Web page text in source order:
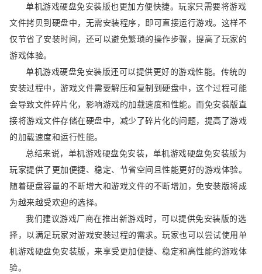
单机游戏硬盘免安装版也更加方便快捷。玩家只需要将游戏
文件拷贝到硬盘中，无需安装程序，即可直接运行游戏。这样不
仅节省了安装时间，还可以避免繁琐的操作步骤，提高了玩家的
游戏体验。
单机游戏硬盘免安装版还可以提供更好的游戏性能。传统的
安装过程中，游戏文件需要解压和复制到硬盘中，这个过程可能
会导致文件碎片化，影响游戏的加载速度和性能。而免安装版直
接将游戏文件存储在硬盘中，减少了碎片化的问题，提高了游戏
的加载速度和运行性能。
总结来说，单机游戏硬盘免安装，单机游戏硬盘免安装版为
玩家提供了更加便捷、稳定、节省空间且性能更好的游戏体验。
随着硬盘容量的不断增大和游戏文件的不断增加，免安装版将成
为越来越受欢迎的选择。
我们建议游戏厂商在推出新游戏时，可以提供免安装版的选
择，以满足玩家对游戏安装过程的需求。玩家也可以尝试使用单
机游戏硬盘免安装版，来享受更加便捷、稳定和高性能的游戏体
验。